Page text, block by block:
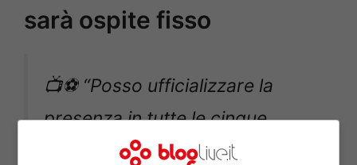
sarà ospite fisso
📺⚽️ “Posso ufficializzare la
presenza in tutte le cinque
serate di#Sanremo2021